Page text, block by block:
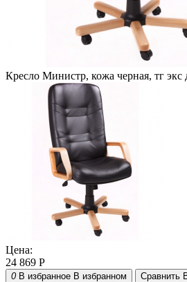
Кресло Министр, кожа черная, тг экс
Цена:
24 869 Р
0 В избранное В избранном Сравнить